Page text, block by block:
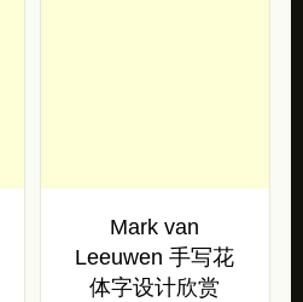
Mark van
Leeuwen 手写花
体字设计欣赏